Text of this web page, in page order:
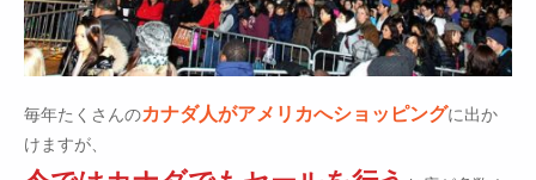
毎年たくさんのカナダ人がアメリカへショッピングに出か
けますが、